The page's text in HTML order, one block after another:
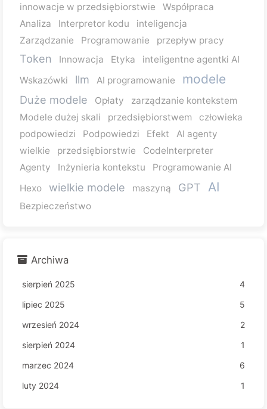
innowacje w przedsiębiorstwie
Współpraca
Analiza
Interpretor kodu
inteligencja
Zarządzanie
Programowanie przepływ pracy
Token Innowacja Etyka
inteligentne agentki AI
Wskazówki
llm AI programowanie modele
Duże modele Opłaty
zarządzanie kontekstem
Modele dużej skali
przedsiębiorstwem
człowieka
podpowiedzi
Podpowiedzi Efekt
AI agenty
wielkie
przedsiębiorstwie
CodeInterpreter
Agenty
Inżynieria kontekstu
Programowanie AI
Hexo
wielkie modele maszyną GPT AI
Bezpieczeństwo
Archiwa
sierpień 2025
4
lipiec 2025
5
wrzesień 2024
2
sierpień 2024
1
marzec 2024
6
luty 2024
1